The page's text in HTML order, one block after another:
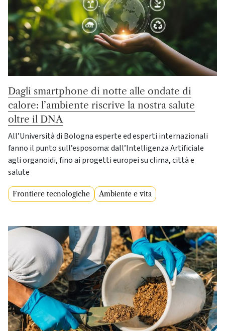
Dagli smartphone di notte alle ondate di
calore: l’ambiente riscrive la nostra salute
oltre il DNA
All’Università di Bologna esperte ed esperti internazionali
fanno il punto sull’esposoma: dall’Intelligenza Artificiale
agli organoidi, fino ai progetti europei su clima, città e
salute
Frontiere tecnologiche Ambiente e vita